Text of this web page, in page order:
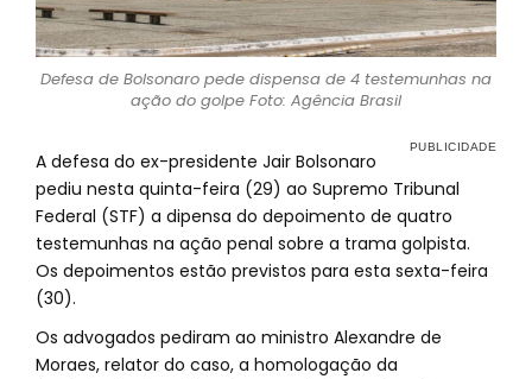
Defesa de Bolsonaro pede dispensa de 4 testemunhas na
ação do golpe Foto: Agência Brasil
A defesa do ex-presidente Jair Bolsonaro
pediu nesta quinta-feira (29) ao Supremo Tribunal
Federal (STF) a dipensa do depoimento de quatro
testemunhas na ação penal sobre a trama golpista.
Os depoimentos estão previstos para esta sexta-feira
(30).
Os advogados pediram ao ministro Alexandre de
Moraes, relator do caso, a homologação da